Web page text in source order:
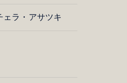
ラ・アサツキ